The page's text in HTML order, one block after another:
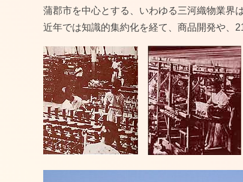
蒲郡市を中心とする、いわゆる三河織物業界
近年では知識的集約化を経て、商品開発や、